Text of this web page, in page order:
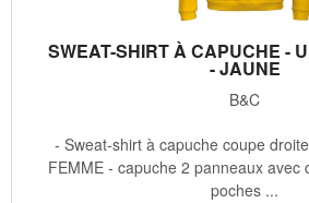
SWEAT-SHIRT À CAPUCHE -
- JAUNE
B&C
- Sweat-shirt à capuche coupe
FEMME - capuche 2 panneaux avec
poches ...